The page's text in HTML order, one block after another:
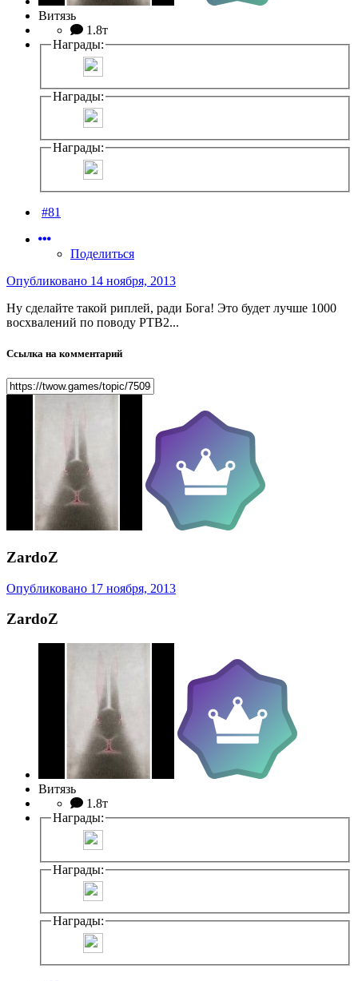
Витязь
1.8т
Награды:
Награды:
Награды:
#81
Поделиться
Опубликовано 14 ноября, 2013
Ну сделайте такой риплей, ради Бога! Это будет лучше 1000
восхвалений по поводу РТВ2...
Ссылка на комментарий
ZardoZ
Опубликовано 17 ноября, 2013
ZardoZ
Витязь
1.8т
Награды:
Награды:
Награды: